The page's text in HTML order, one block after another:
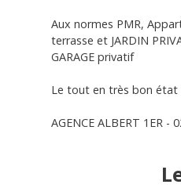
Aux normes PMR,
terrasse et JARDIN
GARAGE privatif
Le tout en très bon état
AGENCE ALBERT 1ER -